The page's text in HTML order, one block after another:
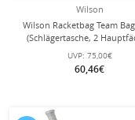
Wilson
Wilson Racketbag Team
(Schlägertasche, 2
navyblau 6er
UVP: 75,00€
60,46€